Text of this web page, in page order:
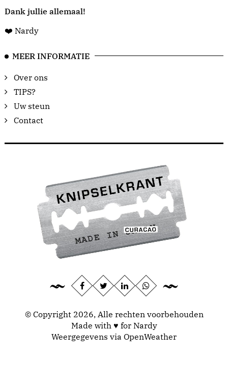
Dank jullie allemaal!
❤️ Nardy
MEER INFORMATIE
Over ons
TIPS?
Uw steun
Contact
© Copyright 2026, Alle rechten voorbehouden
Made with ♥ for Nardy
Weergegevens via OpenWeather